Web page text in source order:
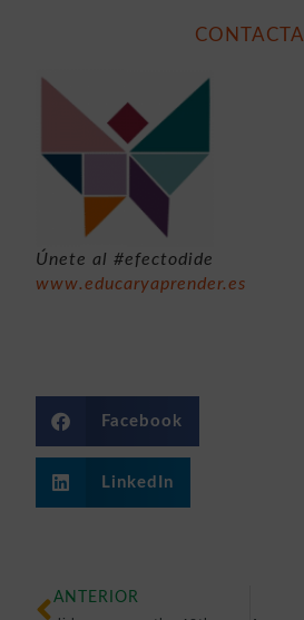
CONTACTA
Únete al #efectodide
www.educaryaprender.es
Facebook
LinkedIn
ANTERIOR